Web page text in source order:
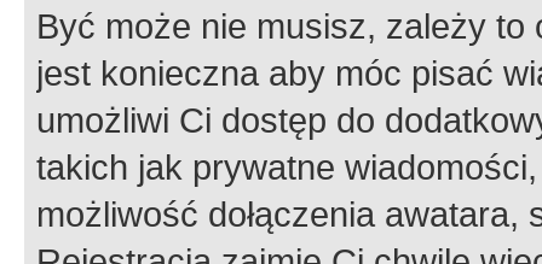
Być może nie musisz, zależy
jest konieczna aby móc pisać
umożliwi Ci dostęp do
takich jak prywatne
możliwość dołączenia